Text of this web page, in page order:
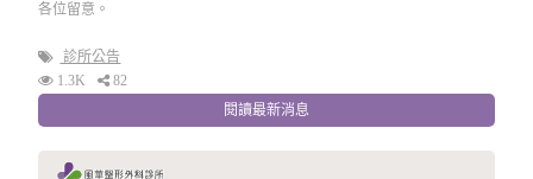
各位留意。
診所公告
1.3K
82
閱讀最新消息